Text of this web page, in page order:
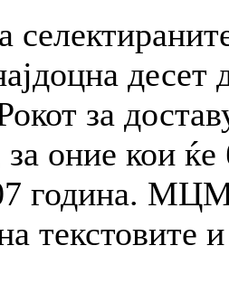
за
за оние кои
година.
текстовите